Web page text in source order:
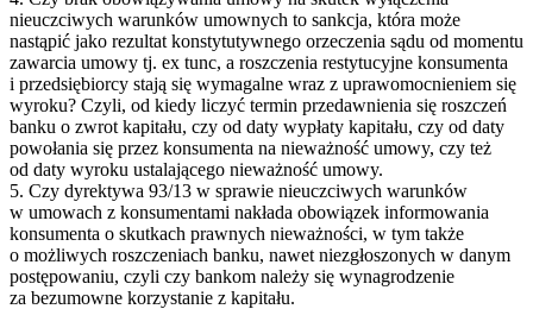
nieuczciwych warunków umownych to sankcja, która może
nastąpić jako rezultat konstytutywnego orzeczenia sądu od momentu
zawarcia umowy tj. ex tunc, a roszczenia restytucyjne konsumenta
i przedsiębiorcy stają się wymagalne wraz z uprawomocnieniem się
wyroku? Czyli, od kiedy liczyć termin przedawnienia się roszczeń
banku o zwrot kapitału, czy od daty wypłaty kapitału, czy od daty
powołania się przez konsumenta na nieważność umowy, czy też
od daty wyroku ustalającego nieważność umowy.
5. Czy dyrektywa 93/13 w sprawie nieuczciwych warunków
w umowach z konsumentami nakłada obowiązek informowania
konsumenta o skutkach prawnych nieważności, w tym także
o możliwych roszczeniach banku, nawet niezgłoszonych w danym
postępowaniu, czyli czy bankom należy się wynagrodzenie
za bezumowne korzystanie z kapitału.